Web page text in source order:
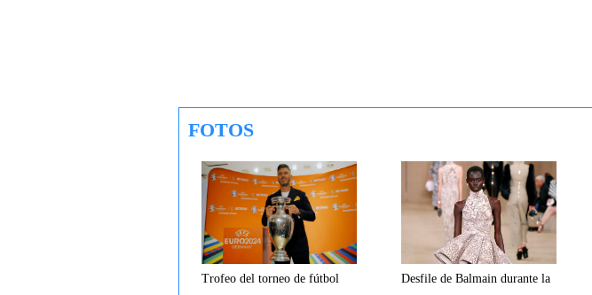
FOTOS
Trofeo del torneo de fútbol
Desfile de Balmain durante la